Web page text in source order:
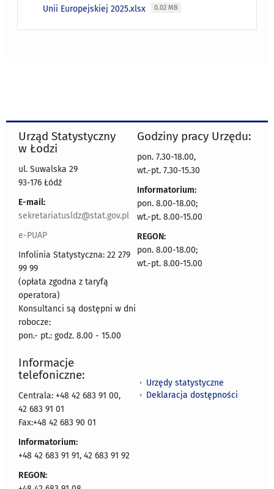
Unii Europejskiej 2025.xlsx
0.02 MB
Urząd Statystyczny
w Łodzi
ul. Suwalska 29
93-176 Łódź
E-mail:
sekretariatusldz@stat.gov.pl
e-PUAP
Infolinia Statystyczna: 22 279
99 99
(opłata zgodna z taryfą
operatora)
Konsultanci są dostępni w dni
robocze:
pon.- pt.: godz. 8.00 - 15.00
Godziny pracy Urzędu:
pon. 7.30-18.00,
wt.-pt. 7.30-15.30
Informatorium:
pon. 8.00-18.00;
wt.-pt. 8.00-15.00
REGON:
pon. 8.00-18.00;
wt.-pt. 8.00-15.00
Informacje
telefoniczne:
Centrala: +48 42 683 91 00,
42 683 91 01
Fax:+48 42 683 90 01
Informatorium:
+48 42 683 91 91, 42 683 91 92
REGON:
Urzędy statystyczne
Deklaracja dostępności